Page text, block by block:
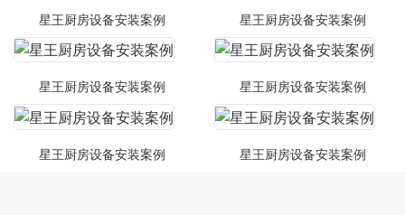
星王厨房设备安装案例 星王厨房设备安装案例
星王厨房设备安装案例 星王厨房设备安装案例
星王厨房设备安装案例 星王厨房设备安装案例